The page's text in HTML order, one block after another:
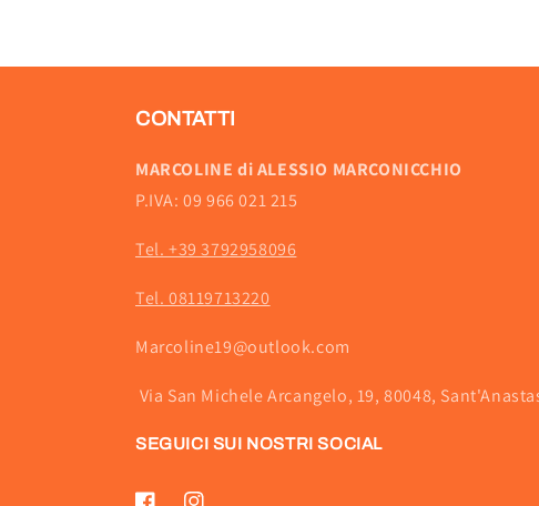
CONTATTI
MARCOLINE di ALESSIO MARCONICCHIO
P.IVA: 09 966 021 215
Tel. +39 3792958096
Tel. 08119713220
Marcoline19@outlook.com
Via San Michele Arcangelo, 19, 80048,
SEGUICI SUI NOSTRI SOCIAL